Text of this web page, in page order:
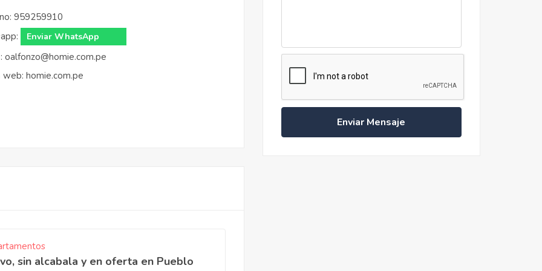
959259910
oalfonzo@homie.com.pe
web: homie.com.pe
sin alcabala y en oferta en Pueblo
Enviar Mensaje